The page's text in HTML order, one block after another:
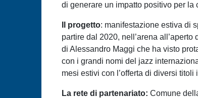
di generare un impatto positivo per la
Il progetto: manifestazione estiva di
partire dal 2020, nell’arena
di Alessandro Maggi che ha visto
con i grandi nomi del jazz
mesi estivi con l’offerta di diversi titoli
La rete di partenariato: Comune